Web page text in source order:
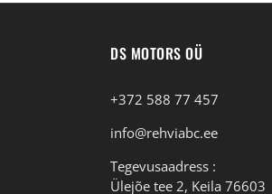
DS MOTORS OÜ
+372 588 77 457
info@rehviabc.ee
Tegevusaadress :
Ülejõe tee 2, Keila 76603